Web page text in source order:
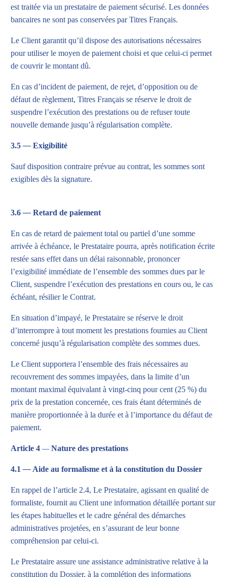
est traitée via un prestataire de paiement sécurisé. Les données
bancaires ne sont pas conservées par Titres Français.
Le Client garantit qu’il dispose des autorisations nécessaires
pour utiliser le moyen de paiement choisi et que celui-ci permet
de couvrir le montant dû.
En cas d’incident de paiement, de rejet, d’opposition ou de
défaut de règlement, Titres Français se réserve le droit de
suspendre l’exécution des prestations ou de refuser toute
nouvelle demande jusqu’à régularisation complète.
3.5—Exigibilité
Sauf disposition contraire prévue au contrat, les sommes sont
exigibles dès la signature.
3.6—Retard de paiement
En cas de retard de paiement total ou partiel d’une somme
arrivée à échéance, le Prestataire pourra, après notification écrite
restée sans effet dans un délai raisonnable, prononcer
l’exigibilité immédiate de l’ensemble des sommes dues par le
Client, suspendre l’exécution des prestations en cours ou, le cas
échéant, résilier le Contrat.
En situation d’impayé, le Prestataire se réserve le droit
d’interrompre à tout moment les prestations fournies au Client
concerné jusqu’à régularisation complète des sommes dues.
Le Client supportera l’ensemble des frais nécessaires au
recouvrement des sommes impayées, dans la limite d’un
montant maximal équivalant à vingt-cinq pour cent (25 %) du
prix de la prestation concernée, ces frais étant déterminés de
manière proportionnée à la durée et à l’importance du défaut de
paiement.
Article 4 —Nature des prestations
4.1—Aide au formalisme et à la constitution du Dossier
En rappel de l’article 2.4, Le Prestataire, agissant en qualité de
formaliste, fournit au Client une information détaillée portant sur
les étapes habituelles et le cadre général des démarches
administratives projetées, en s’assurant de leur bonne
compréhension par celui-ci.
Le Prestataire assure une assistance administrative relative à la
constitution du Dossier, à la complétion des informations